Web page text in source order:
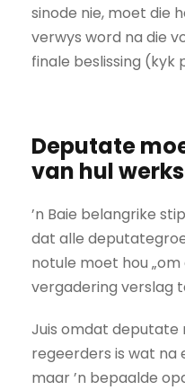
sinode nie, moet die
verwys word na die
finale beslissing (kyk
Deputate
van hul
’n Baie belangrike
dat alle
notule moet hou
vergadering verslag
Juis omdat deputate
regeerders is wat na
maar ’n bepaalde